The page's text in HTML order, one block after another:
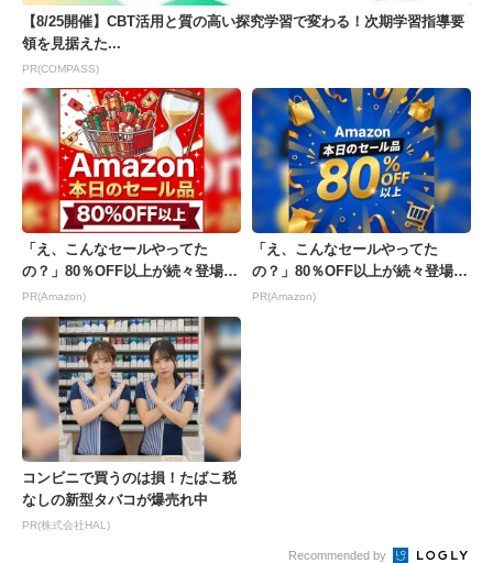
【8/25開催】CBT活用と質の高い探究学習で変わる！次期学習指導要
領を見据えた...
PR(COMPASS)
「え、こんなセールやってた
の？」80％OFF以上が続々登場！
Amazonの本気が...
PR(Amazon)
「え、こんなセールやってた
の？」80％OFF以上が続々登場！
Amazonの本気が...
PR(Amazon)
コンビニで買うのは損！たばこ税
なしの新型タバコが爆売れ中
PR(株式会社HAL)
Recommended by